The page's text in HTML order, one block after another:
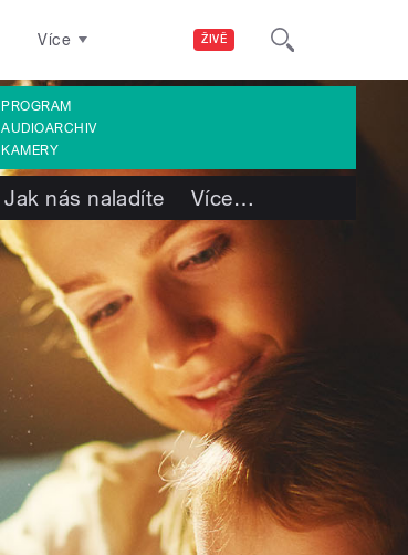
ŽIVĚ
Více
PROGRAM
AUDIOARCHIV
KAMERY
Jak nás naladíte Více…